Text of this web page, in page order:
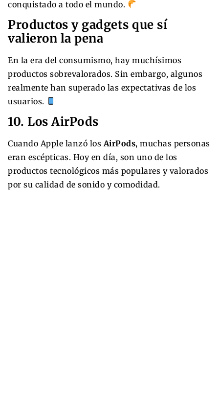
conquistado a todo el mundo.
Productos y gadgets que sí
valieron la pena
En la era del consumismo, hay muchísimos
productos sobrevalorados. Sin embargo, algunos
realmente han superado las expectativas de los
usuarios.
10. Los AirPods
Cuando Apple lanzó los AirPods, muchas personas
eran escépticas. Hoy en día, son uno de los
productos tecnológicos más populares y valorados
por su calidad de sonido y comodidad.